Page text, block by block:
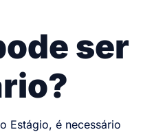
ser
Estágio, é necessário